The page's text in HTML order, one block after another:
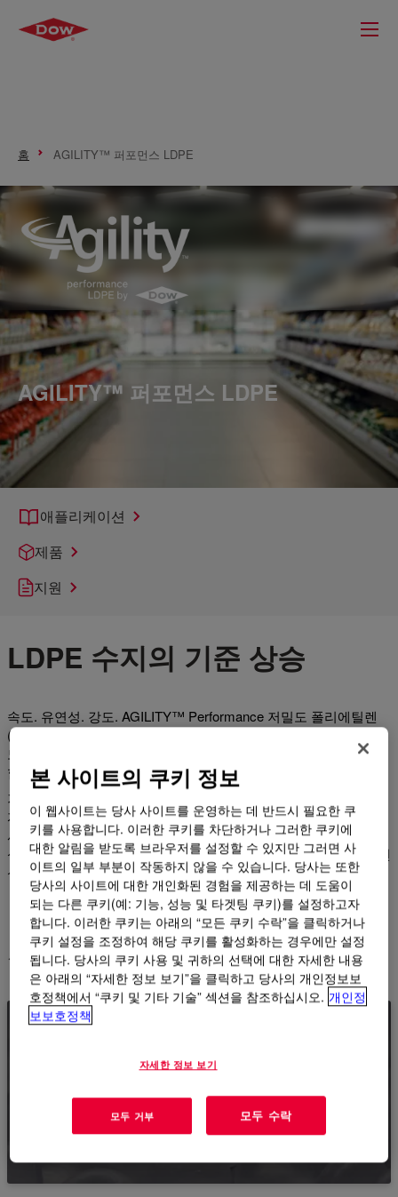
홈 AGILITY™ 퍼포먼스 LDPE
AGILITY™ 퍼포먼스 LDPE
애플리케이션
제품
지원
LDPE 수지의 기준 상승
속도. 유연성. 강도. AGILITY™ Performance 저밀도 폴리에틸렌
(LDPE) 수지의 특성은 빠르고 효율적인 가공과 우수한 광학, 강
도, 안정성을 제공하며 LDPE, LDPE 혼합물, 다층 필름 구조에 적
합하도록 특별히 조제되었습니다.
기존 LDPE 수지의 특성을 뛰어넘어 AGILITY™는 광범위한 사용
자에게 혜택을 주는 탁월한 성능 향상을 제공합니다. 프로세서에
서 제조업체, 브랜드 및 소비자에 이르기까지, 이 혁신적인 등급의
성능 LDPE는 전자 상거래 요건, 더 나은 내구성 및 교차 시장 유연
성을 포함한 현대 시장의 요구를 충족하도록 설계되었습니다.
저희 제품
AGILITY™ 고성능LDPE에 대한 전체 제품 카탈로
제품 보기
본 사이트의 쿠키 정보
이 웹사이트는 당사 사이트를 운영하는 데 반드시 필요한 쿠
키를 사용합니다. 이러한 쿠키를 차단하거나 그러한 쿠키에
대한 알림을 받도록 브라우저를 설정할 수 있지만 그러면 사
이트의 일부 부분이 작동하지 않을 수 있습니다. 당사는 또한
당사의 사이트에 대한 개인화된 경험을 제공하는 데 도움이
되는 다른 쿠키(예: 기능, 성능 및 타겟팅 쿠키)를 설정하고자
합니다. 이러한 쿠키는 아래의 “모든 쿠키 수락”을 클릭하거나
쿠키 설정을 조정하여 해당 쿠키를 활성화하는 경우에만 설정
됩니다. 당사의 쿠키 사용 및 귀하의 선택에 대한 자세한 내용
은 아래의 “자세한 정보 보기”을 클릭하고 당사의 개인정보보
호정책에서 “쿠키 및 기타 기술” 섹션을 참조하십시오. 개인정
보보호정책
자세한 정보 보기
모두 거부 모두 수락